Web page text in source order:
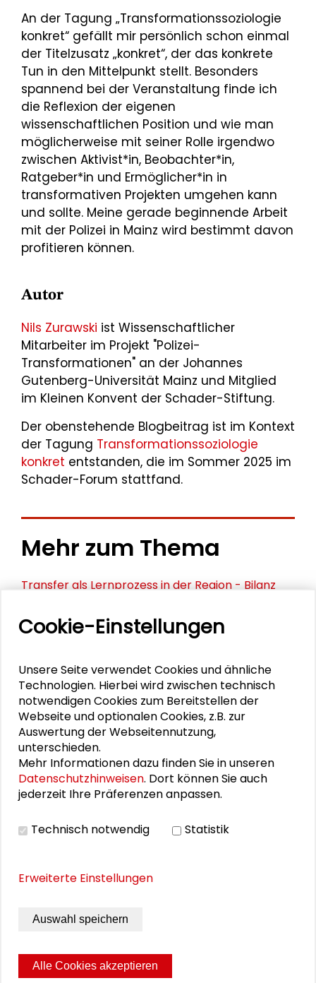
An der Tagung „Transformationssoziologie
konkret“ gefällt mir persönlich schon einmal
der Titelzusatz „konkret“, der das konkrete
Tun in den Mittelpunkt stellt. Besonders
spannend bei der Veranstaltung finde ich
die Reflexion der eigenen
wissenschaftlichen Position und wie man
möglicherweise mit seiner Rolle irgendwo
zwischen Aktivist*in, Beobachter*in,
Ratgeber*in und Ermöglicher*in in
transformativen Projekten umgehen kann
und sollte. Meine gerade beginnende Arbeit
mit der Polizei in Mainz wird bestimmt davon
profitieren können.
Autor
Nils Zurawski ist Wissenschaftlicher
Mitarbeiter im Projekt "Polizei-
Transformationen" an der Johannes
Gutenberg-Universität Mainz und Mitglied
im Kleinen Konvent der Schader-Stiftung.
Der obenstehende Blogbeitrag ist im Kontext
der Tagung Transformationssoziologie
konkret entstanden, die im Sommer 2025 im
Schader-Forum stattfand.
Mehr zum Thema
Transfer als Lernprozess in der Region - Bilanz
Nachhaltige Entwicklung
Rückblick und Perspektiven“
Leadership Academy #GSOLA07
Darmstädter Tage der Transformation 2024
(DTdT24)
Kommunikation und Kultur
Grundfragen der Sozialwissenschaften
Transformative Forschung
Cookie-Einstellungen
Unsere Seite verwendet Cookies und ähnliche
Technologien. Hierbei wird zwischen technisch
notwendigen Cookies zum Bereitstellen der
Webseite und optionalen Cookies, z.B. zur
Auswertung der Webseitennutzung,
unterschieden.
Mehr Informationen dazu finden Sie in unseren
Datenschutzhinweisen. Dort können Sie auch
jederzeit Ihre Präferenzen anpassen.
Technisch notwendig Statistik
Erweiterte Einstellungen
Auswahl speichern
Alle Cookies akzeptieren